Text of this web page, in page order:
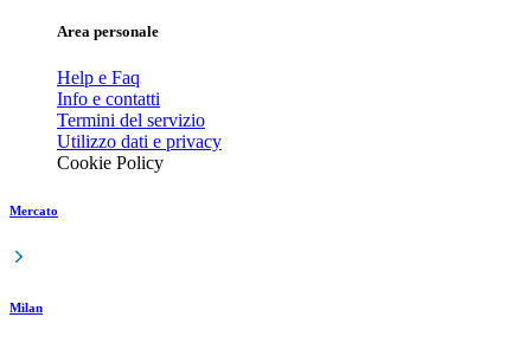
Area personale
Help e Faq
Info e contatti
Termini del servizio
Utilizzo dati e privacy
Cookie Policy
Mercato
Milan